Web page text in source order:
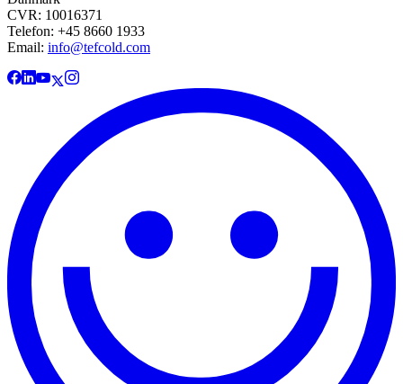
CVR: 10016371
Telefon: +45 8660 1933
Email: info@tefcold.com